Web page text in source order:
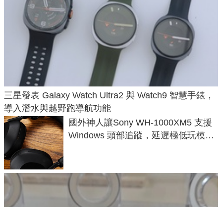
三星發表 Galaxy Watch Ultra2 與 Watch9 智慧手錶，
導入潛水與越野跑導航功能
國外神人讓Sony WH-1000XM5 支援
Windows 頭部追蹤，延遲極低玩模擬